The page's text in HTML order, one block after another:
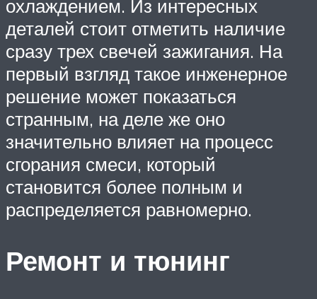
охлаждением. Из интересных
деталей стоит отметить наличие
сразу трех свечей зажигания. На
первый взгляд такое инженерное
решение может показаться
странным, на деле же оно
значительно влияет на процесс
сгорания смеси, который
становится более полным и
распределяется равномерно.
Ремонт и тюнинг